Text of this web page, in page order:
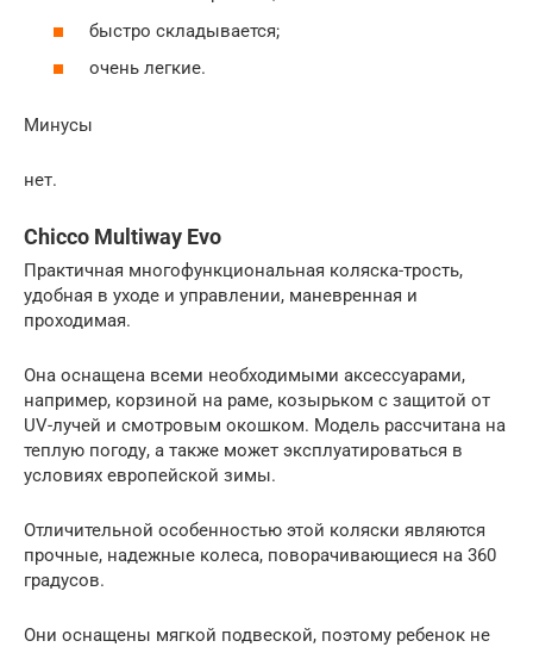
быстро складывается;
очень легкие.
Минусы
нет.
Chicco Multiway Evo
Практичная многофункциональная коляска-трость,
удобная в уходе и управлении, маневренная и
проходимая.
Она оснащена всеми необходимыми аксессуарами,
например, корзиной на раме, козырьком с защитой от
UV-лучей и смотровым окошком. Модель рассчитана на
теплую погоду, а также может эксплуатироваться в
условиях европейской зимы.
Отличительной особенностью этой коляски являются
прочные, надежные колеса, поворачивающиеся на 360
градусов.
Они оснащены мягкой подвеской, поэтому ребенок не